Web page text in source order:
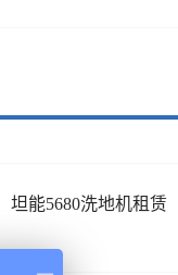
坦能5680洗地机租赁